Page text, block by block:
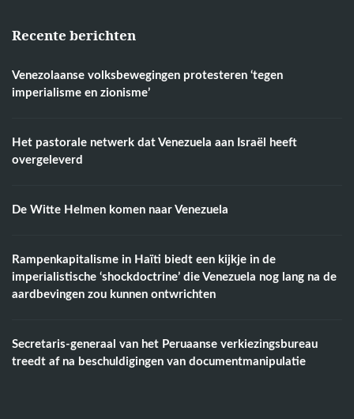
Recente berichten
Venezolaanse volksbewegingen protesteren ‘tegen
imperialisme en zionisme’
Het pastorale netwerk dat Venezuela aan Israël heeft
overgeleverd
De Witte Helmen komen naar Venezuela
Rampenkapitalisme in Haïti biedt een kijkje in de
imperialistische ‘shockdoctrine’ die Venezuela nog lang na de
aardbevingen zou kunnen ontwrichten
Secretaris-generaal van het Peruaanse verkiezingsbureau
treedt af na beschuldigingen van documentmanipulatie